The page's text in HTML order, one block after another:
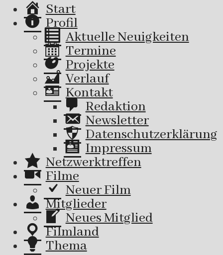
Start
Profil
Aktuelle Neuigkeiten
Termine
Projekte
Verlauf
Kontakt
Redaktion
Newsletter
Datenschutzerklärung
Impressum
Netzwerktreffen
Filme
Neuer Film
Mitglieder
Neues Mitglied
Filmland
Thema